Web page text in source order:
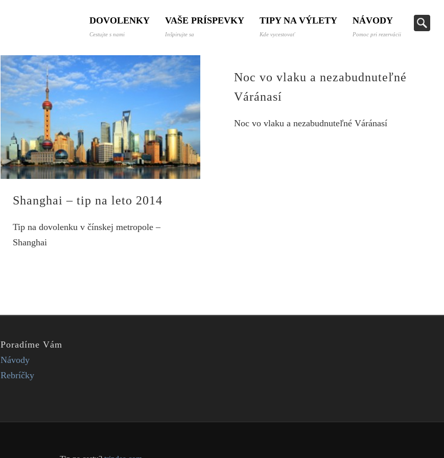
DOVOLENKY
Cestujte s nami
VAŠE PRÍSPEVKY
Inšpirujte sa
TIPY NA VÝLETY
Kde vycestovať
NÁVODY
Pomoc pri rezervácii
Shanghai – tip na leto 2014
Tip na dovolenku v čínskej metropole –
Shanghai
Noc vo vlaku a nezabudnuteľné
Váránasí
Noc vo vlaku a nezabudnuteľné Váránasí
Poradíme Vám
Návody
Rebríčky